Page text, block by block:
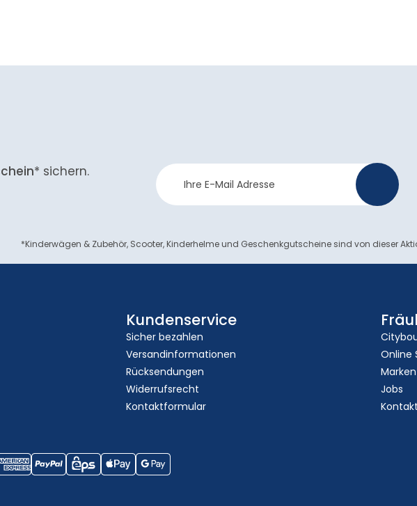
* sichern.
Newsletter
Anmeldung
*Kinderwägen & Zubehör, Scooter, Kinderhelme und Geschenkgutscheine sind von dieser
Kundenservice
Sicher bezahlen
Versandinformationen
Rücksendungen
Widerrufsrecht
Kontaktformular
Online
Marken
Jobs